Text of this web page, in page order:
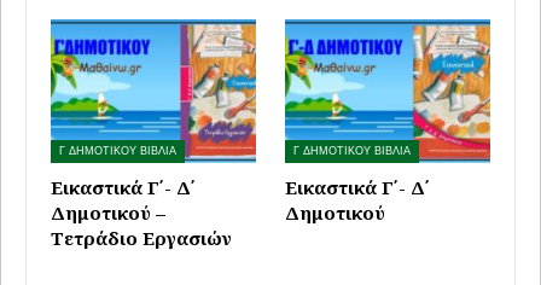
Γ ΔΗΜΟΤΙΚΟΥ ΒΙΒΛΙΑ
Εικαστικά Γ΄- Δ΄
Δημοτικού –
Τετράδιο Εργασιών
Γ ΔΗΜΟΤΙΚΟΥ ΒΙΒΛΙΑ
Εικαστικά Γ΄- Δ΄
Δημοτικού